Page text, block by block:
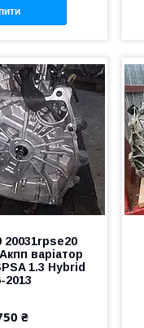
20031rpse20
варіатор
1.3 Hybrid
2013
₴